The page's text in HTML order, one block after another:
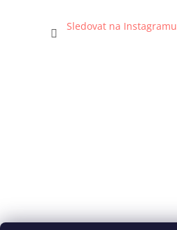
Sledovat na Instagramu